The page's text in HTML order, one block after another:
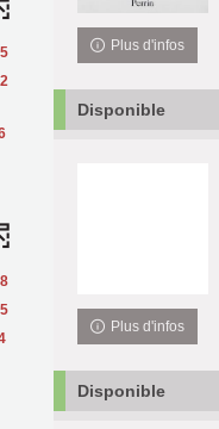
Plus d'infos
Disponible
Plus d'infos
Disponible